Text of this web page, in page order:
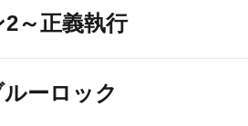
～正義執行
ーロック